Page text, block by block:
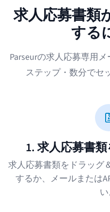
求人応募書類
する
Parseurの求人応募専用
ステップ・数分でセ
1. 求人応募書
求人応募書類をドラッグ
するか、メールまたは
い